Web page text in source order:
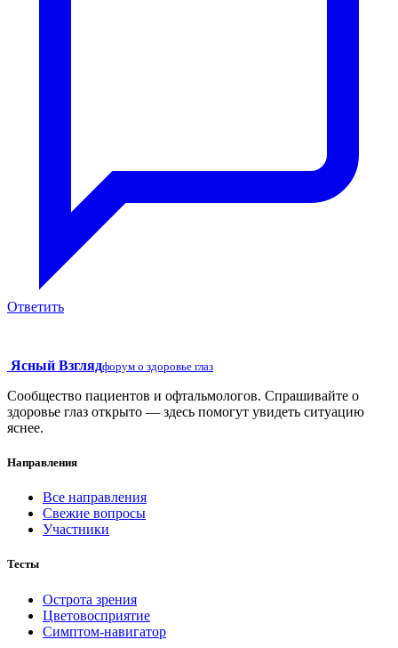
Ответить
Ясный Взглядфорум о здоровье глаз
Сообщество пациентов и офтальмологов. Спрашивайте о
здоровье глаз открыто — здесь помогут увидеть ситуацию
яснее.
Направления
Все направления
Свежие вопросы
Участники
Тесты
Острота зрения
Цветовосприятие
Симптом-навигатор